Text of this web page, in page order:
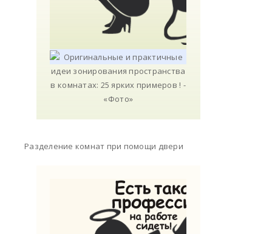
Разделение комнат при помощи двери